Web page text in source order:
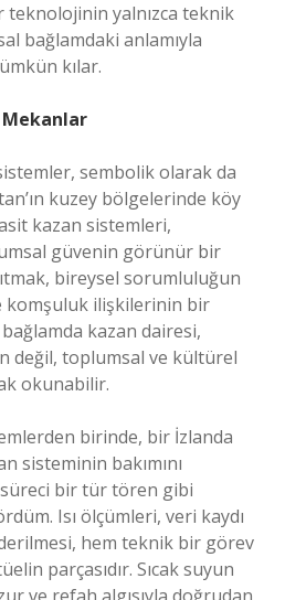
teknolojinin yalnızca teknik
bağlamdaki anlamıyla
kılar.
Mekanlar
sembolik olarak da
kuzey bölgelerinde köy
kazan sistemleri,
güvenin görünür bir
bireysel sorumluluğun
komşuluk ilişkilerinin bir
kazan dairesi,
değil, toplumsal ve kültürel
okunabilir.
birinde, bir İzlanda
sisteminin bakımını
bir tür tören gibi
Isı ölçümleri, veri kaydı
hem teknik bir görev
parçasıdır. Sıcak suyun